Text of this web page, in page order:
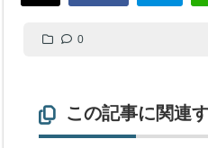
0
この記事に関連